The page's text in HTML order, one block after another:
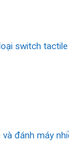
switch
đánh máy